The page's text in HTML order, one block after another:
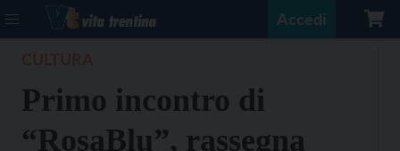
Accedi
Primo incontro di
“RosaBlu”, rassegna